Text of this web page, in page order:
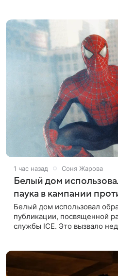
1 час назад Соня Жарова
Белый дом
паука в кампании
Белый дом использовал
публикации, посвященной
службы ICE. Это вызвало